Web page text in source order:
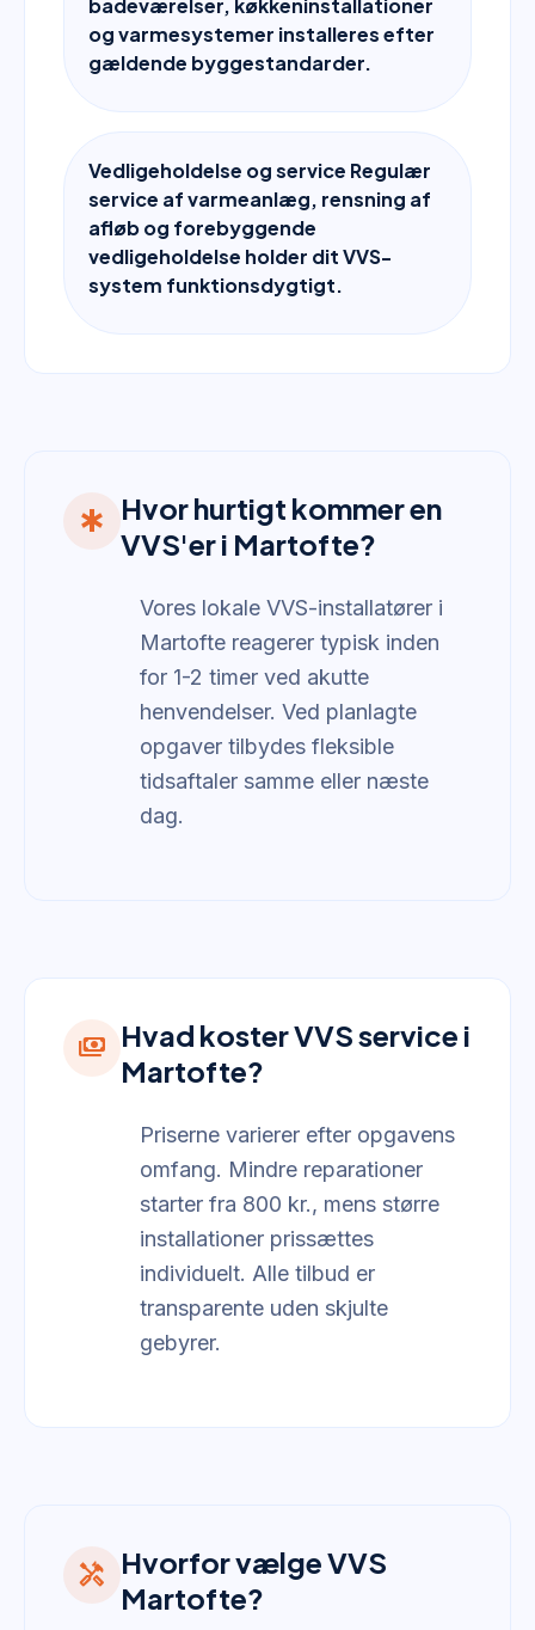
badeværelser, køkkeninstallationer
og varmesystemer installeres efter
gældende byggestandarder.
Vedligeholdelse og service Regulær
service af varmeanlæg, rensning af
afløb og forebyggende
vedligeholdelse holder dit VVS-
system funktionsdygtigt.
emergency
Hvor hurtigt kommer en
VVS'er i Martofte?
Vores lokale VVS-installatører i
Martofte reagerer typisk inden
for 1-2 timer ved akutte
henvendelser. Ved planlagte
opgaver tilbydes fleksible
tidsaftaler samme eller næste
dag.
payments Hvad koster VVS service i
Martofte?
Priserne varierer efter opgavens
omfang. Mindre reparationer
starter fra 800 kr., mens større
installationer prissættes
individuelt. Alle tilbud er
transparente uden skjulte
gebyrer.
handyman Hvorfor vælge VVS
Martofte?